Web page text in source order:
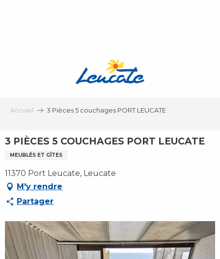
Accueil 3 Pièces 5 couchages PORT LEUCATE
3 PIÈCES 5 COUCHAGES PORT LEUCATE
MEUBLÉS ET GÎTES
11370 Port Leucate, Leucate
M'y rendre
Partager